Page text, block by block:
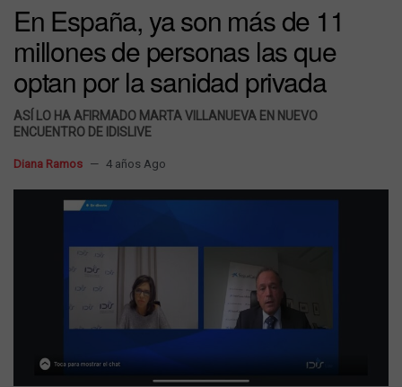
En España, ya son más de 11
millones de personas las que
optan por la sanidad privada
ASÍ LO HA AFIRMADO MARTA VILLANUEVA EN NUEVO
ENCUENTRO DE IDISLIVE
Diana Ramos 4 años Ago